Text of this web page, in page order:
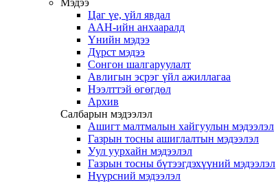
Мэдээ
Цаг үе, үйл явдал
ААН-ийн анхааралд
Үнийн мэдээ
Дүрст мэдээ
Сонгон шалгаруулалт
Авлигын эсрэг үйл ажиллагаа
Нээлттэй өгөгдөл
Архив
Салбарын мэдээлэл
Ашигт малтмалын хайгуулын мэдээлэл
Газрын тосны ашиглалтын мэдээлэл
Уул уурхайн мэдээлэл
Газрын тосны бүтээгдэхүүний мэдээлэл
Нүүрсний мэдээлэл